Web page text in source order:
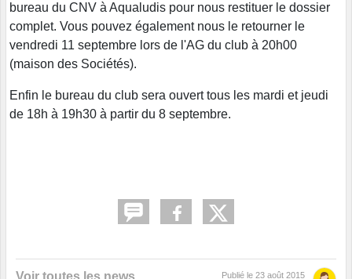
bureau du CNV à Aqualudis pour nous restituer le dossier
complet. Vous pouvez également nous le retourner le
vendredi 11 septembre lors de l'AG du club à 20h00
(maison des Sociétés).
Enfin le bureau du club sera ouvert tous les mardi et jeudi
de 18h à 19h30 à partir du 8 septembre.
Publié le 23 août 2015